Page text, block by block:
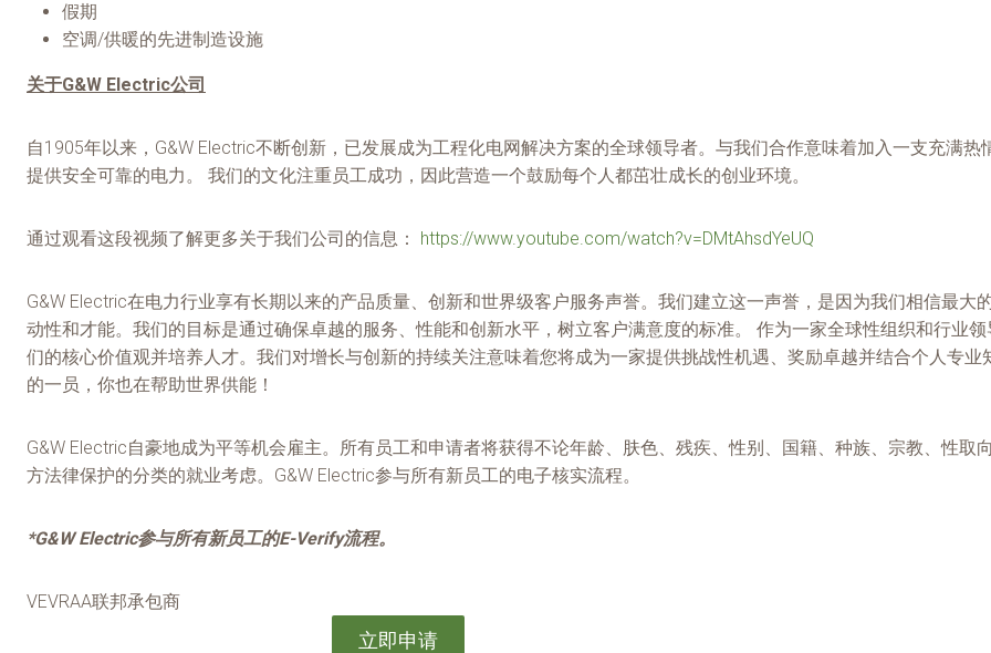
假期
空调/供暖的先进制造设施
关于G&W Electric公司
自1905年以来，G&W Electric不断创新，已发展成为工程化电网解决方案的全球领导者。与我们合作意味着加入一支充满
提供安全可靠的电力。 我们的文化注重员工成功，因此营造一个鼓励每个人都茁壮成长的创业环境。
通过观看这段视频了解更多关于我们公司的信息： https://www.youtube.com/watch?v=DMtAhsdYeUQ
G&W Electric在电力行业享有长期以来的产品质量、创新和世界级客户服务声誉。我们建立这一声誉，是因为我们相信最
动性和才能。我们的目标是通过确保卓越的服务、性能和创新水平，树立客户满意度的标准。 作为一家全球性组织和行业
们的核心价值观并培养人才。我们对增长与创新的持续关注意味着您将成为一家提供挑战性机遇、奖励卓越并结合个人专
的一员，你也在帮助世界供能！
G&W Electric自豪地成为平等机会雇主。所有员工和申请者将获得不论年龄、肤色、残疾、性别、国籍、种族、宗教、性
方法律保护的分类的就业考虑。G&W Electric参与所有新员工的电子核实流程。
*G&W Electric参与所有新员工的E-Verify流程。
VEVRAA联邦承包商
立即申请